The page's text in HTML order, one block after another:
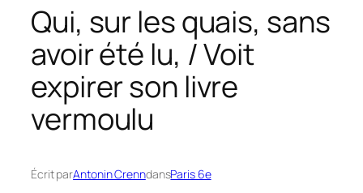
Qui, sur les quais, sans
avoir été lu, / Voit
expirer son livre
vermoulu
Écrit parAntonin CrenndansParis 6e